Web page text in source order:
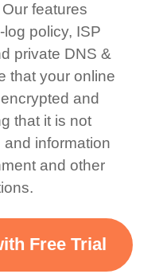
features
policy, ISP
private DNS &
that your online
and
that it is not
information
and other
Free Trial